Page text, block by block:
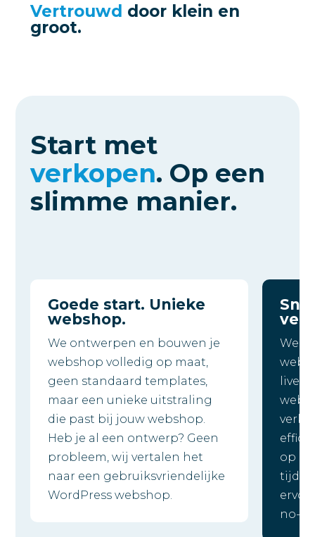
Vertrouwd door klein en
groot.
Start met
verkopen. Op een
slimme manier.
Goede start. Unieke
webshop.
We ontwerpen en bouwen je
webshop volledig op maat,
geen standaard templates,
maar een unieke uitstraling
die past bij jouw webshop.
Heb je al een ontwerp? Geen
probleem, wij vertalen het
naar een gebruiksvriendelijke
WordPress webshop.
We
live
op
tijdig
no-